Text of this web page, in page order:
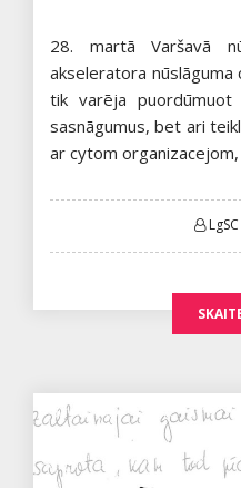
28. martā Varšavā
akseleratora nūslāguma
tik varēja
sasnāgumus, bet ari
ar cytom
LgSC